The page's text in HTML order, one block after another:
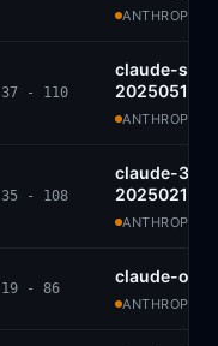
ANTHROPIC ·
37 - 110
claude-
20250514
ANTHROPIC ·
35 - 108
claude-3-
20250219-
ANTHROPIC ·
19 - 86
claude-
ANTHROPIC ·